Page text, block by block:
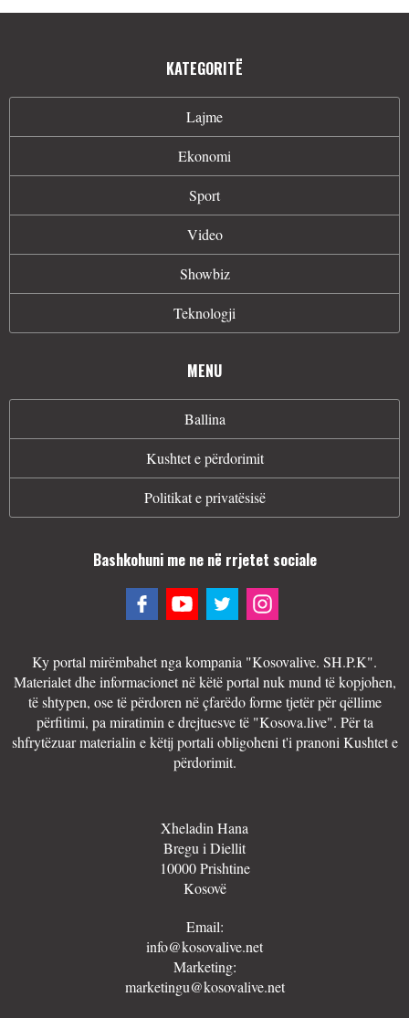
KATEGORITË
Lajme
Ekonomi
Sport
Video
Showbiz
Teknologji
MENU
Ballina
Kushtet e përdorimit
Politikat e privatësisë
Bashkohuni me ne në rrjetet sociale
Ky portal mirëmbahet nga kompania "Kosovalive. SH.P.K".
Materialet dhe informacionet në këtë portal nuk mund të kopjohen,
të shtypen, ose të përdoren në çfarëdo forme tjetër për qëllime
përfitimi, pa miratimin e drejtuesve të "Kosova.live". Për ta
shfrytëzuar materialin e këtij portali obligoheni t'i pranoni Kushtet e
përdorimit.
Xheladin Hana
Bregu i Diellit
10000 Prishtine
Kosovë
Email:
info@kosovalive.net
Marketing:
marketingu@kosovalive.net